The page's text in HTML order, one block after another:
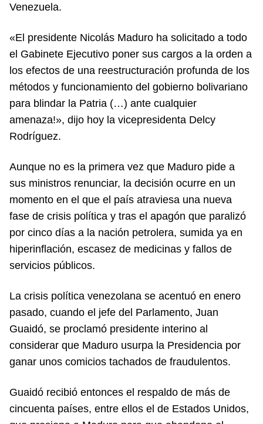
Venezuela.
«El presidente Nicolás Maduro ha solicitado a todo
el Gabinete Ejecutivo poner sus cargos a la orden a
los efectos de una reestructuración profunda de los
métodos y funcionamiento del gobierno bolivariano
para blindar la Patria (…) ante cualquier
amenaza!», dijo hoy la vicepresidenta Delcy
Rodríguez.
Aunque no es la primera vez que Maduro pide a
sus ministros renunciar, la decisión ocurre en un
momento en el que el país atraviesa una nueva
fase de crisis política y tras el apagón que paralizó
por cinco días a la nación petrolera, sumida ya en
hiperinflación, escasez de medicinas y fallos de
servicios públicos.
La crisis política venezolana se acentuó en enero
pasado, cuando el jefe del Parlamento, Juan
Guaidó, se proclamó presidente interino al
considerar que Maduro usurpa la Presidencia por
ganar unos comicios tachados de fraudulentos.
Guaidó recibió entonces el respaldo de más de
cincuenta países, entre ellos el de Estados Unidos,